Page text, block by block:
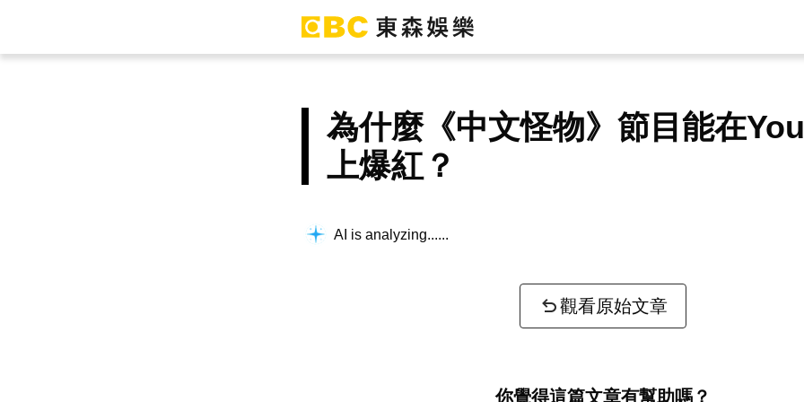
為什麼《中文怪物》節目能在
上爆紅？
AI is analyzing...
觀看原始文章
你覺得這篇文章有幫助嗎？